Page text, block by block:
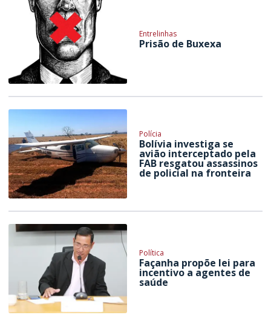
Entrelinhas
Prisão de Buxexa
Polícia
Bolívia investiga se
avião interceptado pela
FAB resgatou assassinos
de policial na fronteira
Política
Façanha propõe lei para
incentivo a agentes de
saúde